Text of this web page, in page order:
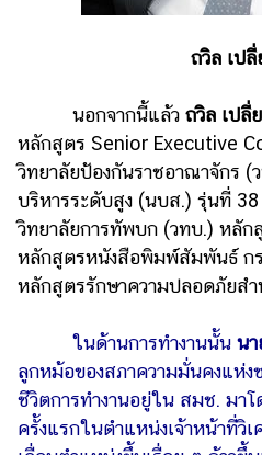
ติดต่อ
ร่วม
งาน
กับ
ถวิล เป
นอกจากนี้แล้ว ถวิล เปลี่
หลักสูตร Senior Executive
วิทยาลัยป้องกันราชอาณาจักร
บริหารระดับสูง (นบส.) รุ่นที่
วิทยาลัยการทัพบก (วทบ.) หลัก
หลักสูตรหนังสือพิมพ์สัมพันธ์ ก
หลักสูตรรักษาความปลอดภัยสำ
ในด้านการทำงานนั้น นา
ลูกหม้อของสภาความมั่นคงแห่
ชีวิตการทำงานอยู่ใน สมช. มา
ครั้งแรกในตำแหน่งเจ้าหน้าที่วิ